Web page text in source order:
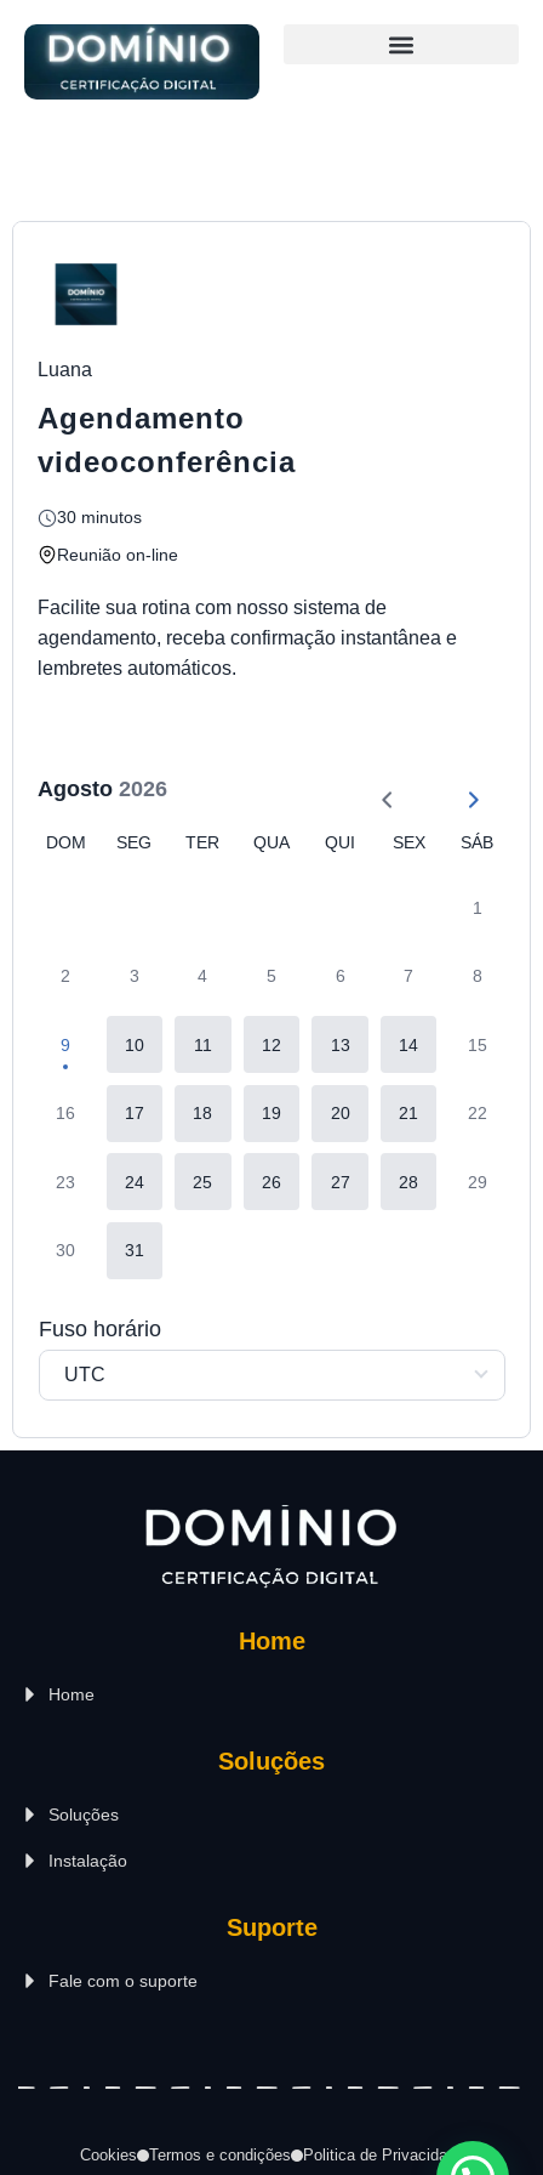
Luana
Agendamento
videoconferência
30 minutos
Reunião on-line
Facilite sua rotina com nosso sistema de
agendamento, receba confirmação instantânea e
lembretes automáticos.
Agosto 2026
DOM SEG TER QUA QUI SEX SÁB
1
2 3 4 5 6 7 8
9 10 11 12 13 14 15
16 17 18 19 20 21 22
23 24 25 26 27 28 29
30 31
Fuso horário
UTC
Home
Home
Soluções
Soluções
Instalação
Suporte
Fale com o suporte
Cookies Termos e condições Politica de Privacidade